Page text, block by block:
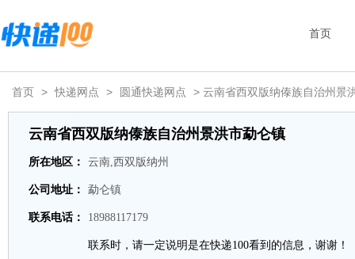
首页
首页 > 快递网点 > 圆通快递网点 > 云南省西双版纳傣族自治州景
云南省西双版纳傣族自治州景洪市勐仑镇
所在地区： 云南,西双版纳州
公司地址： 勐仑镇
联系电话： 18988117179
联系时，请一定说明是在快递100看到的信息，谢谢！